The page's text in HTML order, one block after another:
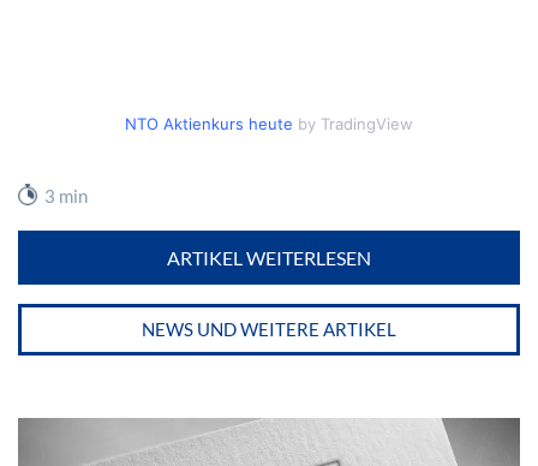
NTO Aktienkurs heute by TradingView
3 min
ARTIKEL WEITERLESEN
NEWS UND WEITERE ARTIKEL